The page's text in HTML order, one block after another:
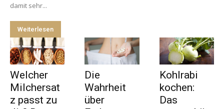
damit sehr...
Weiterlesen
Welcher
Milchersat
z passt zu
Die
Wahrheit
über
Kohlrabi
kochen:
Das